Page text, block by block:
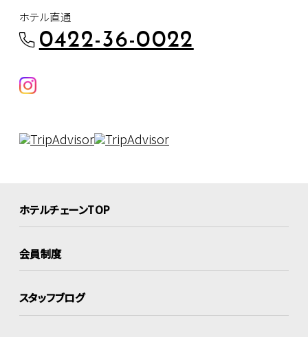
ホテル直通
0422-36-0022
ホテルチェーンTOP
会員制度
スタッフブログ